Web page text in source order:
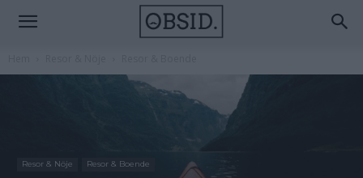
Resor & Nöje Resor & Boende